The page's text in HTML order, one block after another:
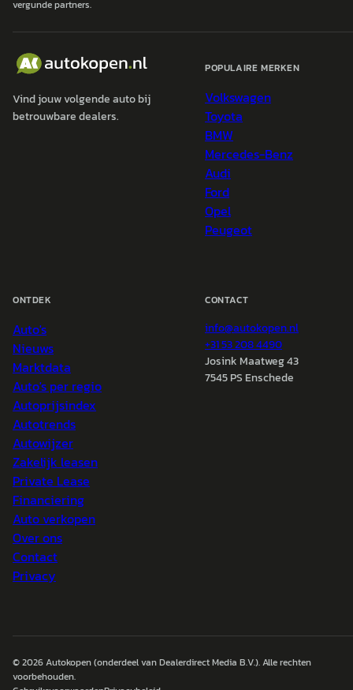
vergunde partners.
Vind jouw volgende auto bij
betrouwbare dealers.
POPULAIRE MERKEN
Volkswagen
Toyota
BMW
Mercedes-Benz
Audi
Ford
Opel
Peugeot
ONTDEK
Auto's
Nieuws
Marktdata
Auto's per regio
Autoprijsindex
Autotrends
Autowijzer
Zakelijk leasen
Private Lease
Financiering
Auto verkopen
Over ons
Contact
Privacy
CONTACT
info@autokopen.nl
+31 53 208 4490
Josink Maatweg 43
7545 PS Enschede
© 2026Autokopen(onderdeel van Dealerdirect Media B.V.). Alle rechten
voorbehouden.